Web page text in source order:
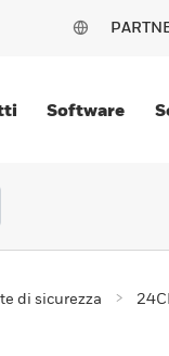
Software
di sicurezza